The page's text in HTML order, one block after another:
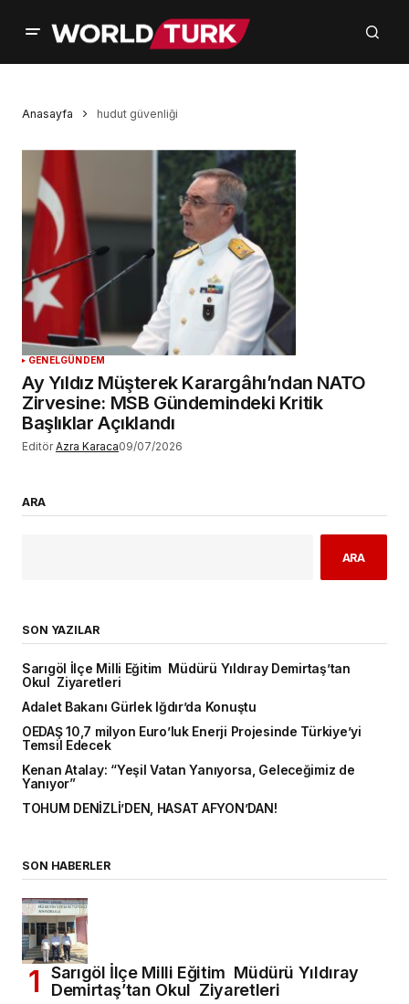
Anasayfa hudut güvenliği
GENELGÜNDEM
Ay Yıldız Müşterek Karargâhı’ndan NATO
Zirvesine: MSB Gündemindeki Kritik
Başlıklar Açıklandı
Editör Azra Karaca09/07/2026
ARA
ARA
SON YAZILAR
Sarıgöl İlçe Milli Eğitim Müdürü Yıldıray Demirtaş’tan
Okul Ziyaretleri
Adalet Bakanı Gürlek Iğdır’da Konuştu
OEDAŞ 10,7 milyon Euro’luk Enerji Projesinde Türkiye’yi
Temsil Edecek
Kenan Atalay: “Yeşil Vatan Yanıyorsa, Geleceğimiz de
Yanıyor”
TOHUM DENİZLİ’DEN, HASAT AFYON’DAN!
SON HABERLER
Sarıgöl İlçe Milli Eğitim Müdürü Yıldıray
Demirtaş’tan Okul Ziyaretleri